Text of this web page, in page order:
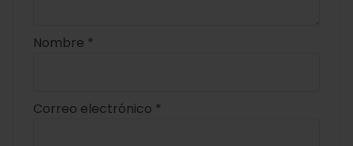
Nombre *
Correo electrónico *